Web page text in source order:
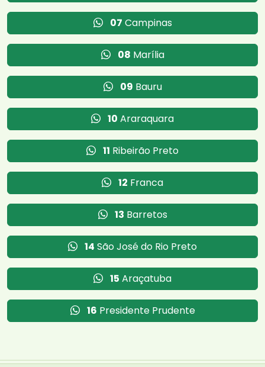
07 Campinas
08 Marília
09 Bauru
10 Araraquara
11 Ribeirão Preto
12 Franca
13 Barretos
14 São José do Rio Preto
15 Araçatuba
16 Presidente Prudente